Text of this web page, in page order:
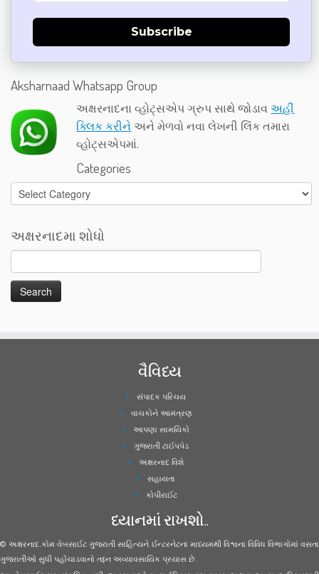
Subscribe
Aksharnaad Whatsapp Group
અક્ષરનાદના વ્હોટ્સએપ ગ્રુપ સાથે જોડાવઅહીં
ક્લિક કરીને અને મેળવો નવા લેખની લિંક તમારા
વ્હોટ્સએપમાં.
Categories
Categories
અક્ષરનાદમા શોધો
વૈવિધ્ય
સંપાદક પરિચય
વાચકોને આમંત્રણ
આપણા સામયિકો
ગુજરાતી ટાઈપપેડ
અક્ષરનાદ વિશે
સહાયતા
કોપીરાઈટ
ધ્યાનમાં રાખશો..
© અક્ષરનાદ.કોમ વેબસાઈટ ગુજરાતી સાહિત્યને ઈન્ટરનેટના માધ્યમથી વિશ્વના વિવિધ વિભાગોમાં વસતા
ગુજરાતીઓ સુધી પહોંચાડવાનો તદ્દન અવ્યાવસાયિક પ્રયાસ છે.